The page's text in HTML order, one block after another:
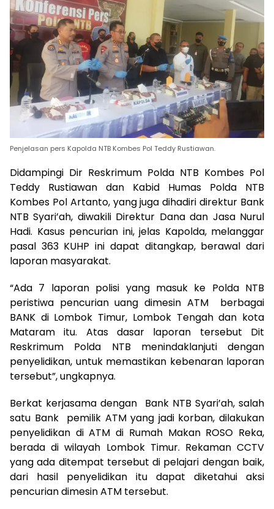
Penjelasan pers Kapolda NTB Kombes Pol Teddy Rustiawan.
Didampingi Dir Reskrimum Polda NTB Kombes Pol
Teddy Rustiawan dan Kabid Humas Polda NTB
Kombes Pol Artanto, yang juga dihadiri direktur Bank
NTB Syari’ah, diwakili Direktur Dana dan Jasa Nurul
Hadi. Kasus pencurian ini, jelas Kapolda, melanggar
pasal 363 KUHP ini dapat ditangkap, berawal dari
laporan masyarakat.
“Ada 7 laporan polisi yang masuk ke Polda NTB
peristiwa pencurian uang dimesin ATM berbagai
BANK di Lombok Timur, Lombok Tengah dan kota
Mataram itu. Atas dasar laporan tersebut Dit
Reskrimum Polda NTB menindaklanjuti dengan
penyelidikan, untuk memastikan kebenaran laporan
tersebut”, ungkapnya.
Berkat kerjasama dengan Bank NTB Syari’ah, salah
satu Bank pemilik ATM yang jadi korban, dilakukan
penyelidikan di ATM di Rumah Makan ROSO Reka,
berada di wilayah Lombok Timur. Rekaman CCTV
yang ada ditempat tersebut di pelajari dengan baik,
dari hasil penyelidikan itu dapat diketahui aksi
pencurian dimesin ATM tersebut.